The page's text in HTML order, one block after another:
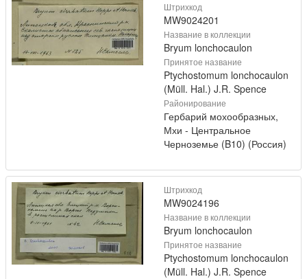
Штрихкод
MW9024201
Название в коллекции
Bryum lonchocaulon
Принятое название
Ptychostomum lonchocaulon
(Müll. Hal.) J.R. Spence
Районирование
Гербарий мохообразных,
Мхи - Центральное
Черноземье (B10) (Россия)
Штрихкод
MW9024196
Название в коллекции
Bryum lonchocaulon
Принятое название
Ptychostomum lonchocaulon
(Müll. Hal.) J.R. Spence